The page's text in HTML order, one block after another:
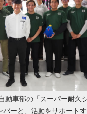
動車部の「スーパー耐久
バーと、活動をサポート